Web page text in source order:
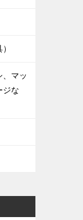
、マッ
ジな